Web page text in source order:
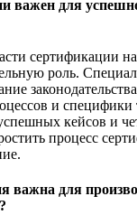
важен для
сертификации
роль.
и специфики
кейсов и
процесс
важна для